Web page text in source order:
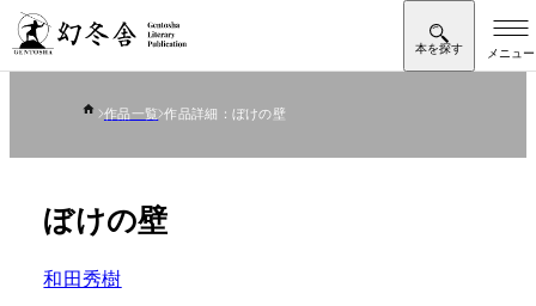
作品一覧 作品詳細：ぼけの壁
ぼけの壁
和田秀樹